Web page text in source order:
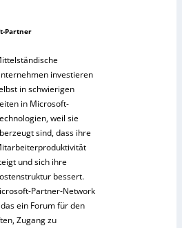
Partner
investieren
in schwierigen
in Microsoft-
weil sie
sind, dass ihre
und sich ihre
bessert.
Partner-Network
ein Forum für den
Zugang zu